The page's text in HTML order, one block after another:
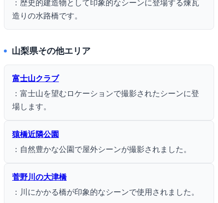
：歴史的建造物として印象的なシーンに登場する煉瓦
造りの水路橋です。
山梨県その他エリア
富士山クラブ
：富士山を望むロケーションで撮影されたシーンに登
場します。
猿橋近隣公園
：自然豊かな公園で屋外シーンが撮影されました。
菅野川の大津橋
：川にかかる橋が印象的なシーンで使用されました。